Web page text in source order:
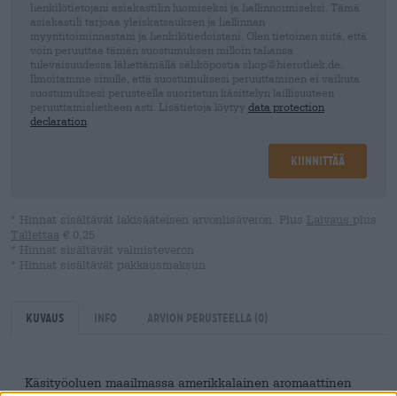
henkilötietojani asiakastilin luomiseksi ja hallinnoimiseksi. Tämä
asiakastili tarjoaa yleiskatsauksen ja hallinnan
myyntitoiminnastani ja henkilötiedoistani. Olen tietoinen siitä, että
voin peruuttaa tämän suostumuksen milloin tahansa
tulevaisuudessa lähettämällä sähköpostia shop@bierothek.de.
Ilmoitamme sinulle, että suostumuksesi peruuttaminen ei vaikuta
suostumuksesi perusteella suoritetun käsittelyn laillisuuteen
peruuttamishetkeen asti. Lisätietoja löytyy data protection
declaration
Kiinnittää
* Hinnat sisältävät lakisääteisen arvonlisäveron. Plus Laivaus plus
Tallettaa € 0,25
* Hinnat sisältävät valmisteveron
* Hinnat sisältävät pakkausmaksun
Kuvaus Info Arvion perusteella (0)
Käsityöoluen maailmassa amerikkalainen aromaattinen